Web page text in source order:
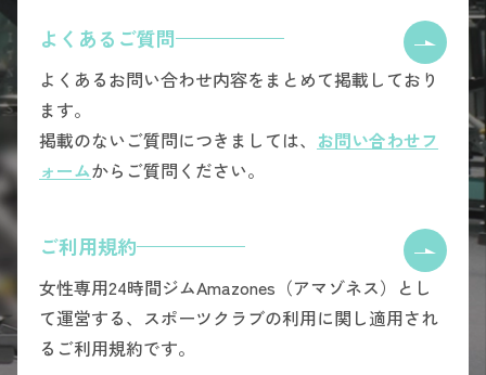
よくあるご質問
よくあるお問い合わせ内容をまとめて掲載しており
ます。
掲載のないご質問につきましては、 お問い合わせフ
ォームからご質問ください。
ご利用規約
女性専用24時間ジムAmazones（アマゾネス）とし
て運営する、スポーツクラブの利用に関し適用され
るご利用規約です。